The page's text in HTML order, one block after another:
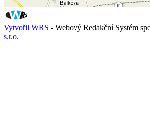
Vytvořil WRS - Webový Redakční Systém
s.r.o.